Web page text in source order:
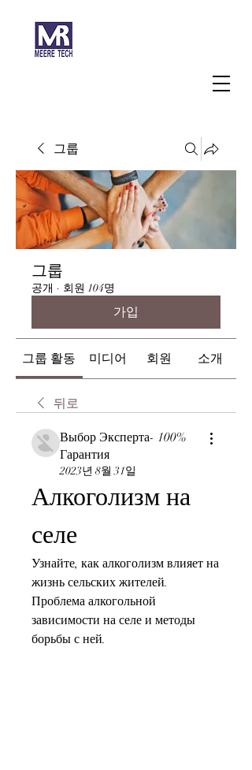
그룹
그룹
공개 · 회원 104명
가입
그룹 활동 미디어 회원 소개
뒤로
Выбор Эксперта- 100%
Гарантия
2023년 8월 31일
Алкоголизм на
селе
Узнайте, как алкоголизм влияет на
жизнь сельских жителей.
Проблема алкогольной
зависимости на селе и методы
борьбы с ней.